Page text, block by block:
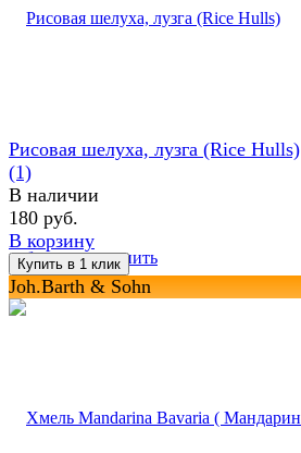
избранное сравнить
Рисовая шелуха, лузга (Rice Hulls)
(1)
В наличии
180 руб.
В корзину
Joh.Barth & Sohn